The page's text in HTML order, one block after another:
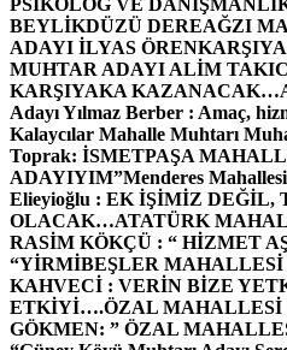
PSİKOLOG VE
BEYLİKDÜZÜ DEREAĞZI
ADAYI İLYAS ÖREN
MUHTAR ADAYI ALİM
KARŞIYAKA KAZANACAK…
Adayı Yılmaz Berber : Amaç,
Kalaycılar Mahalle Muhtarı
Toprak: İSMETPAŞA
ADAYIYIM”Menderes
Elieyioğlu : EK İŞİMİZ
OLACAK…ATATÜRK
RASİM KÖKÇÜ : “ HİZMET
“YİRMİBEŞLER
KAHVECİ : VERİN BİZE
ETKİYİ….ÖZAL MAHALLESİ
GÖKMEN: ” ÖZAL